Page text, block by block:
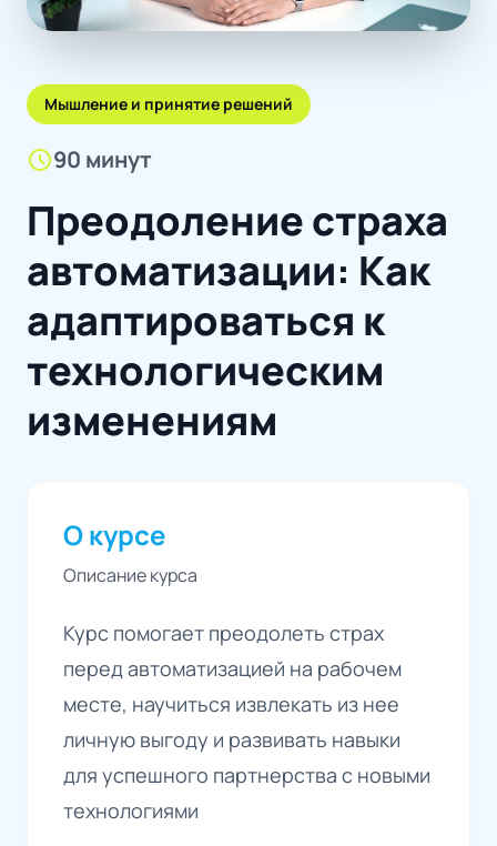
Мышление и принятие решений
schedule90 минут
Преодоление страха
автоматизации: Как
адаптироваться к
технологическим
изменениям
О курсе
Описание курса
Курс помогает преодолеть страх
перед автоматизацией на рабочем
месте, научиться извлекать из нее
личную выгоду и развивать навыки
для успешного партнерства с новыми
технологиями